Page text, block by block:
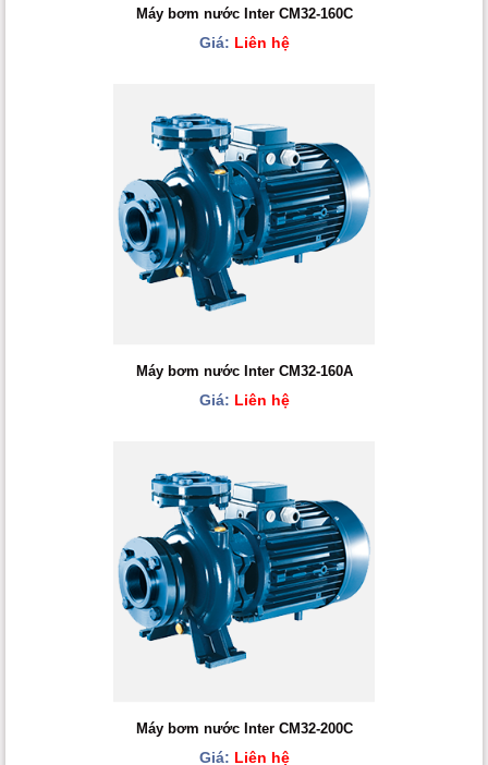
Máy bơm nước Inter CM32-160C
Giá: Liên hệ
Máy bơm nước Inter CM32-160A
Giá: Liên hệ
Máy bơm nước Inter CM32-200C
Giá: Liên hệ